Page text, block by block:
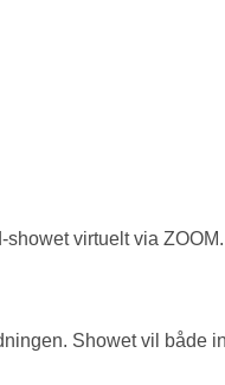
virtuelt via
Showet vil både